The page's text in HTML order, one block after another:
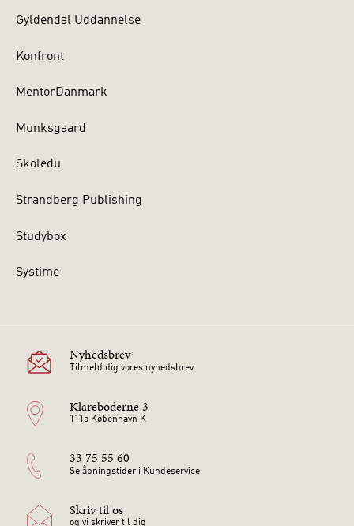
Gyldendal Uddannelse
Konfront
MentorDanmark
Munksgaard
Skoledu
Strandberg Publishing
Studybox
Systime
Nyhedsbrev
Tilmeld dig vores nyhedsbrev
Klareboderne 3
1115 København K
33 75 55 60
Se åbningstider i Kundeservice
Skriv til os
og vi skriver til dig